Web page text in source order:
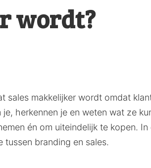
wordt?
sales makkelijker wordt omdat
je, herkennen je en weten wat ze
én om uiteindelijk te kopen.
tussen branding en sales.